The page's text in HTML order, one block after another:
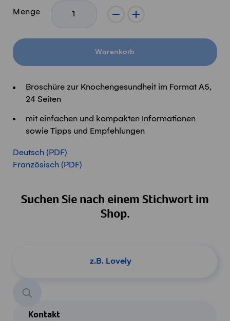
Menge - +
Warenkorb
Broschüre zur Knochengesundheit im Format A5,
24 Seiten
mit einfachen und kompakten Informationen
sowie Tipps und Empfehlungen
Deutsch (PDF)
Französisch (PDF)
Suchen Sie nach einem Stichwort im
Shop.
Kontakt